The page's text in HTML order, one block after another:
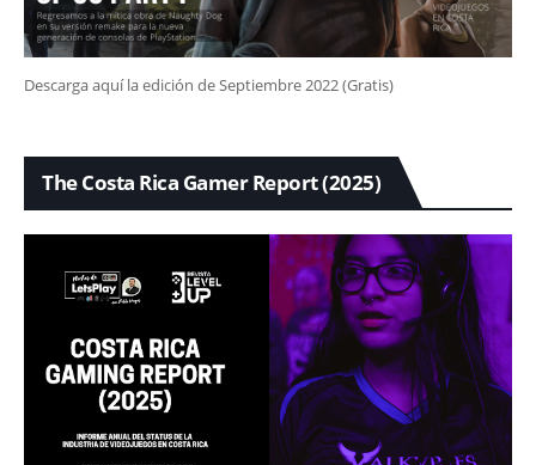
Descarga aquí la edición de Septiembre 2022 (Gratis)
The Costa Rica Gamer Report (2025)